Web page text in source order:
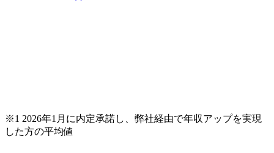
※1 2026年1月に内定承諾し、弊社経由で年収アップを実現
した方の平均値